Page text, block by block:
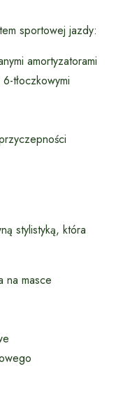
sportowej jazdy:
amortyzatorami
tłoczkowymi
stylistyką, która
na masce